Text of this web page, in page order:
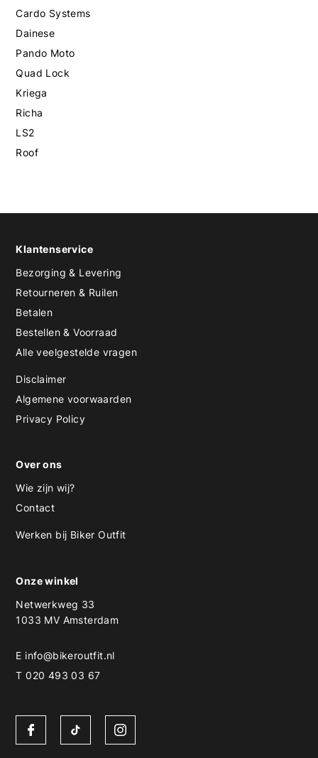
Cardo Systems
Dainese
Pando Moto
Quad Lock
Kriega
Richa
LS2
Roof
Klantenservice
Bezorging & Levering
Retourneren & Ruilen
Betalen
Bestellen & Voorraad
Alle veelgestelde vragen
Disclaimer
Algemene voorwaarden
Privacy Policy
Over ons
Wie zijn wij?
Contact
Werken bij Biker Outfit
Onze winkel
Netwerkweg 33
1033 MV Amsterdam
E info@bikeroutfit.nl
T 020 493 03 67